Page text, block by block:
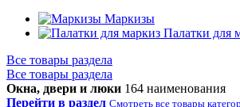
Маркизы
Палатки для
Все товары раздела
Все товары раздела
Окна, двери и люки 164 наименования
Перейти в раздел Смотреть все товары